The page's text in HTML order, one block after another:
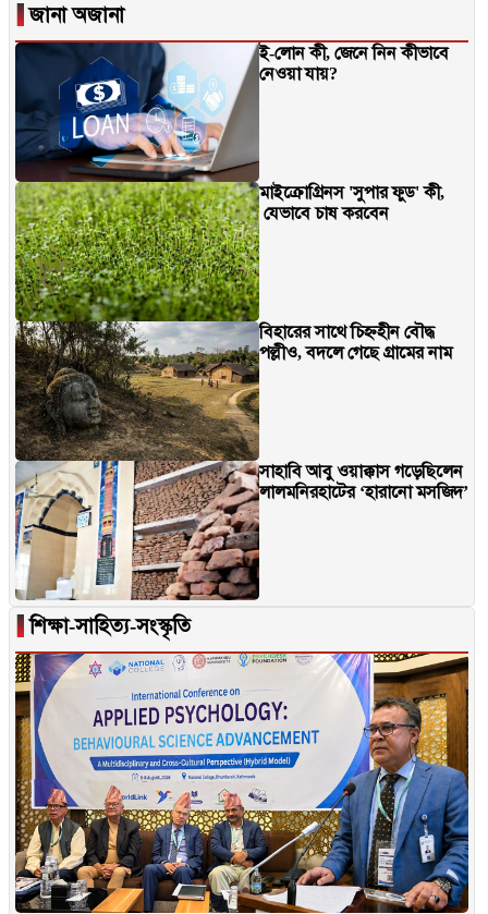
▐জানা অজানা
ই-লোন কী, জেনে নিন কীভাবে
নেওয়া যায়?
মাইক্রোগ্রিনস 'সুপার ফুড' কী,
যেভাবে চাষ করবেন
বিহারের সাথে চিহ্নহীন বৌদ্ধ
পল্লীও, বদলে গেছে গ্রামের নাম
সাহাবি আবু ওয়াক্কাস গড়েছিলেন
লালমনিরহাটের ‘হারানো মসজিদ’
▐শিক্ষা-সাহিত্য-সংস্কৃতি